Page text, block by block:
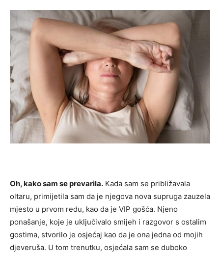
Oh, kako sam se prevarila. Kada sam se približavala
oltaru, primijetila sam da je njegova nova supruga zauzela
mjesto u prvom redu, kao da je VIP gošća. Njeno
ponašanje, koje je uključivalo smijeh i razgovor s ostalim
gostima, stvorilo je osjećaj kao da je ona jedna od mojih
djeveruša. U tom trenutku, osjećala sam se duboko